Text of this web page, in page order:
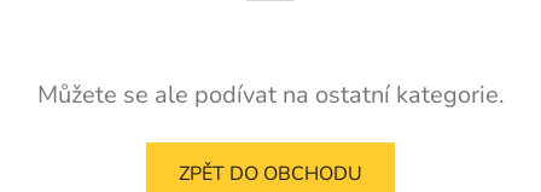
Můžete se ale podívat na ostatní kategorie.
ZPĚT DO OBCHODU